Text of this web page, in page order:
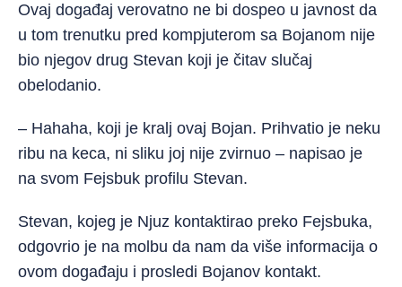
Ovaj događaj verovatno ne bi dospeo u javnost da
u tom trenutku pred kompjuterom sa Bojanom nije
bio njegov drug Stevan koji je čitav slučaj
obelodanio.
– Hahaha, koji je kralj ovaj Bojan. Prihvatio je neku
ribu na keca, ni sliku joj nije zvirnuo – napisao je
na svom Fejsbuk profilu Stevan.
Stevan, kojeg je Njuz kontaktirao preko Fejsbuka,
odgovrio je na molbu da nam da više informacija o
ovom događaju i prosledi Bojanov kontakt.